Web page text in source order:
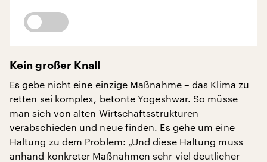
Kein großer Knall
Es gebe nicht eine einzige Maßnahme – das Klima zu
retten sei komplex, betonte Yogeshwar. So müsse
man sich von alten Wirtschaftsstrukturen
verabschieden und neue finden. Es gehe um eine
Haltung zu dem Problem: „Und diese Haltung muss
anhand konkreter Maßnahmen sehr viel deutlicher